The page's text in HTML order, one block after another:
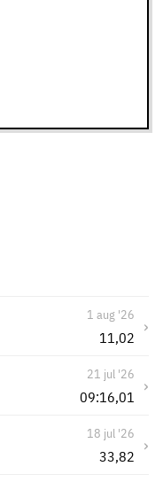
11,02
1 aug '26 ›
09:16,01
21 jul '26 ›
33,82
18 jul '26 ›